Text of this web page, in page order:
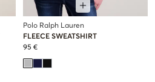
Polo Ralph Lauren
FLEECE SWEATSHIRT
95 €